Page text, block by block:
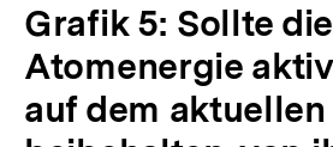
Grafik 5: Sollte die
Atomenergie
auf dem